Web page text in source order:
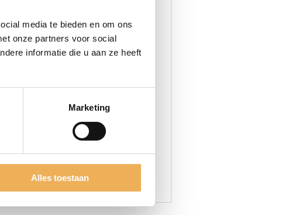
media te bieden en om ons
onze partners voor social
informatie die u aan ze heeft
Marketing
Alles toestaan
verdere afwerking worden